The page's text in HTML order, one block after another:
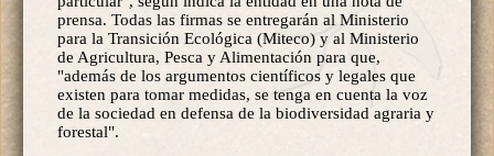
prensa. Todas las firmas se entregarán al Ministerio
para la Transición Ecológica (Miteco) y al Ministerio
de Agricultura, Pesca y Alimentación para que,
"además de los argumentos científicos y legales que
existen para tomar medidas, se tenga en cuenta la voz
de la sociedad en defensa de la biodiversidad agraria y
forestal".